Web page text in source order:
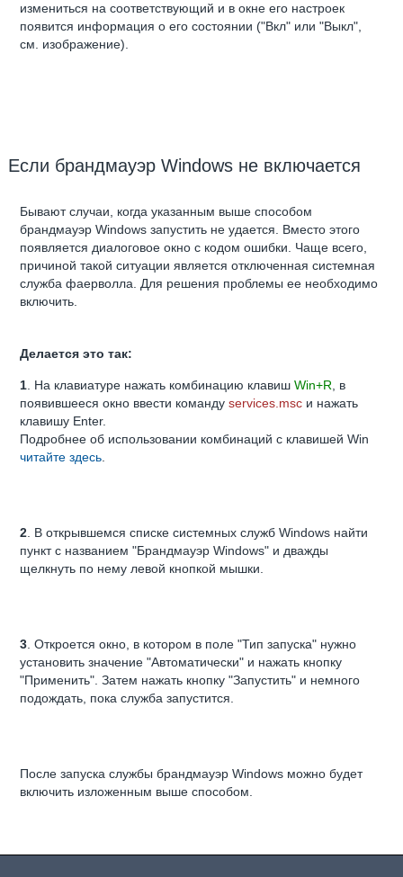
измениться на соответствующий и в окне его настроек
появится информация о его состоянии ("Вкл" или "Выкл",
см. изображение).
Если брандмауэр Windows не включается
Бывают случаи, когда указанным выше способом
брандмауэр Windows запустить не удается. Вместо этого
появляется диалоговое окно с кодом ошибки. Чаще всего,
причиной такой ситуации является отключенная системная
служба фаерволла. Для решения проблемы ее необходимо
включить.
Делается это так:
1 . На клавиатуре нажать комбинацию клавишWin+R , в
появившееся окно ввести командуservices.msc и нажать
клавишу Enter.
Подробнее об использовании комбинаций с клавишей Win
читайте здесь
2 . В открывшемся списке системных служб Windows найти
пункт с названием "Брандмауэр Windows" и дважды
щелкнуть по нему левой кнопкой мышки.
3 . Откроется окно, в котором в поле "Тип запуска" нужно
установить значение "Автоматически" и нажать кнопку
"Применить". Затем нажать кнопку "Запустить" и немного
подождать, пока служба запустится.
После запуска службы брандмауэр Windows можно будет
включить изложенным выше способом.